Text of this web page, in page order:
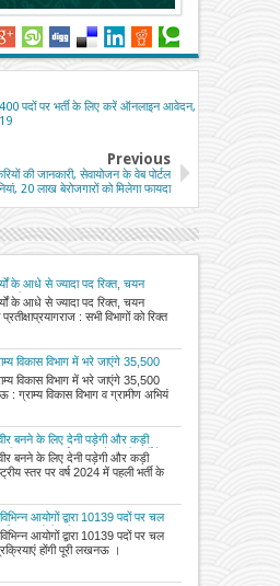
पदों पर भर्ती के लिए करें ऑनलाइन आवेदन,
Previous
की जानकारी, सेवायोजन के वेब पोर्टल
20 लाख बेरोजगारों को मिलेगा फायदा
के आधे से ज्यादा पद रिक्त, चयन
के आधे से ज्यादा पद रिक्त, चयन
: सभी विभागों को रिक्त
विकास विभाग में भरे जाएंगे 35,500
विकास विभाग में भरे जाएंगे 35,500
ग्राम्य विकास विभाग व ग्रामीण अभियं
बनने के लिए देनी पड़ेगी और कड़ी
स्तर पर वर्ष 2024 में पहली भर्ती के
आज से, 22 मार्च तक चलेगी
बनने के लिए देनी पड़ेगी और कड़ी
स्तर पर वर्ष 2024 में पहली भर्ती के
आयोगों द्वारा 10139 पदों पर चल
होंगी पूरी
आयोगों द्वारा 10139 पदों पर चल
होंगी पूरी लखनऊ ।